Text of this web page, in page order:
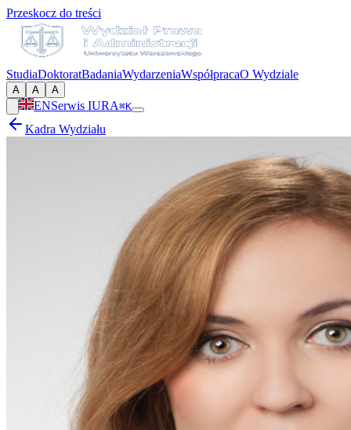
Przeskocz do treści
StudiaDoktoratBadaniaWydarzeniaWspółpracaO Wydziale
A A A
ENSerwis IURA⌘K
Kadra Wydziału